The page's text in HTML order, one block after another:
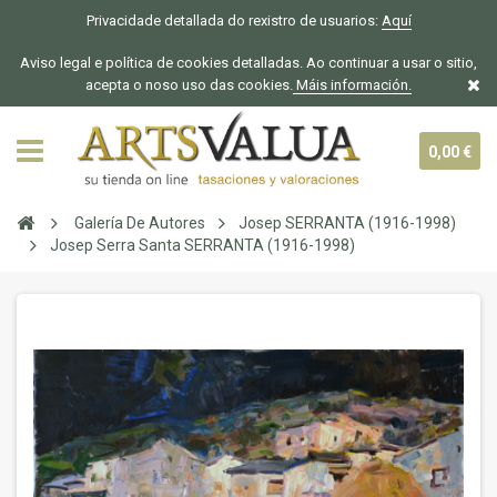
Privacidade detallada do rexistro de usuarios: Aquí
Aviso legal e política de cookies detalladas. Ao continuar a usar o sitio,
acepta o noso uso das cookies. Máis información.
0,00 €
Galería De Autores
Josep SERRANTA (1916-1998)
Josep Serra Santa SERRANTA (1916-1998)